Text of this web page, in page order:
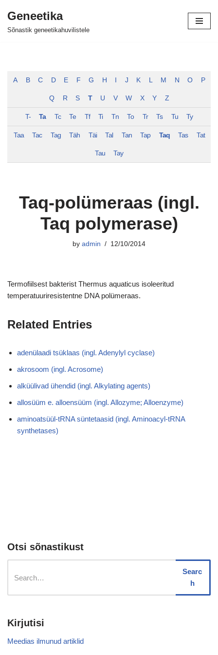
Skip
Geneetika
Sõnastik geneetikahuvilistele
A B C D E F G H J K L M N O P
Q R S T U V W X Y Z
T- Ta Tc Te Tf Ti Tn To Tr Ts Tu Ty
Taa Tac Tag Täh Täi Tal Tan Tap Taq Tas Tat
Tau Tay
Taq-polümeraas (ingl.
Taq polymerase)
by admin 12/10/2014
Termofiilsest bakterist Thermus aquaticus isoleeritud
temperatuuriresistentne DNA polümeraas.
Related Entries
adenülaadi tsüklaas (ingl. Adenylyl cyclase)
akrosoom (ingl. Acrosome)
alküülivad ühendid (ingl. Alkylating agents)
allosüüm e. alloensüüm (ingl. Allozyme; Alloenzyme)
aminoatsüül-tRNA süntetaasid (ingl. Aminoacyl-tRNA
synthetases)
Otsi sõnastikust
Searc
h
Kirjutisi
Meedias ilmunud artiklid